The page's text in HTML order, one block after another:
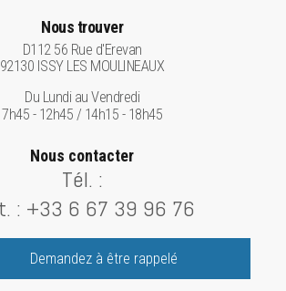
Nous trouver
D112 56 Rue d'Erevan
92130 ISSY LES MOULINEAUX
Du Lundi au Vendredi
7h45 - 12h45 / 14h15 - 18h45
Nous contacter
Tél. :
: +33 6 67 39 96 76
Demandez à être rappelé